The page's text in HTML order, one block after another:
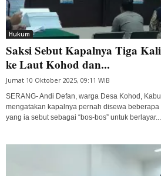
Hukum
Saksi Sebut Kapalnya Tiga Kali
ke Laut Kohod dan...
Jumat 10 Oktober 2025, 09:11 WIB
SERANG- Andi Defan, warga Desa Kohod,
mengatakan kapalnya pernah disewa
yang ia sebut sebagai “bos-bos” untuk berlayar...